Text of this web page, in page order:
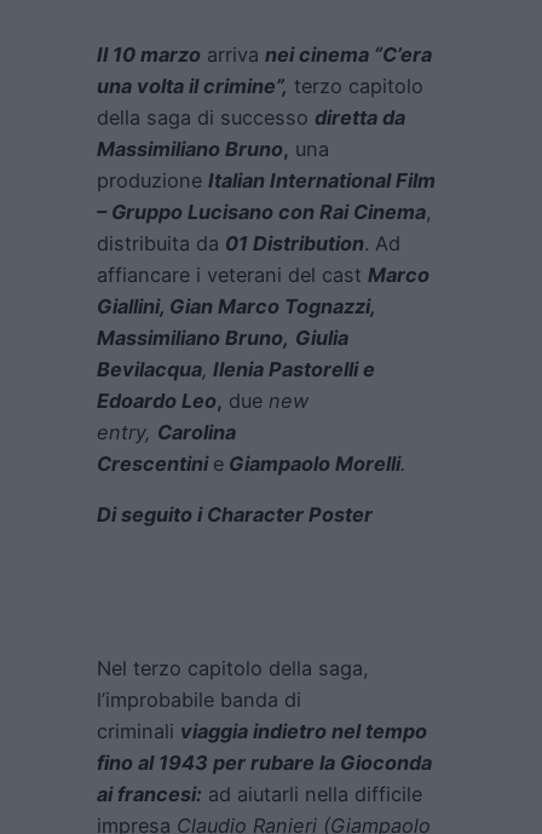
Il 10 marzo arriva nei cinema “C’era
una volta il crimine”, terzo capitolo
della saga di successo diretta da
Massimiliano Bruno, una
produzione Italian International Film
– Gruppo Lucisano con Rai Cinema,
distribuita da 01 Distribution. Ad
affiancare i veterani del cast Marco
Giallini, Gian Marco Tognazzi,
Massimiliano Bruno, Giulia
Bevilacqua, Ilenia Pastorelli e
Edoardo Leo, due new
entry, Carolina
Crescentini e Giampaolo Morelli.
Di seguito i Character Poster
Nel terzo capitolo della saga,
l’improbabile banda di
criminali viaggia indietro nel tempo
fino al 1943 per rubare la Gioconda
ai francesi: ad aiutarli nella difficile
impresa Claudio Ranieri (Giampaolo